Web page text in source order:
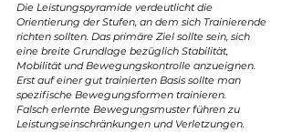
Die Leistungspyramide verdeutlicht die
Orientierung der Stufen, an dem sich Trainierende
richten sollten. Das primäre Ziel sollte sein, sich
eine breite Grundlage bezüglich Stabilität,
Mobilität und Bewegungskontrolle anzueignen.
Erst auf einer gut trainierten Basis sollte man
spezifische Bewegungsformen trainieren.
Falsch erlernte Bewegungsmuster führen zu
Leistungseinschränkungen und Verletzungen.